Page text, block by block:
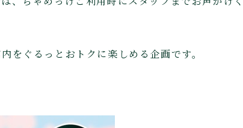
をぐるっとおトクに楽しめる企画です。